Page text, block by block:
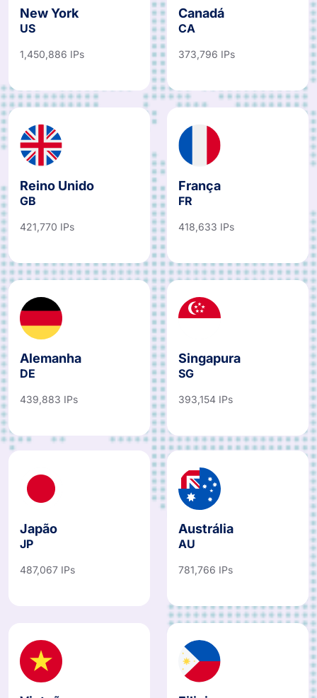
New York
US
1,450,886 IPs
Canadá
CA
373,796 IPs
Reino Unido
GB
421,770 IPs
França
FR
418,633 IPs
Alemanha
DE
439,883 IPs
Singapura
SG
393,154 IPs
Japão
JP
487,067 IPs
Austrália
AU
781,766 IPs